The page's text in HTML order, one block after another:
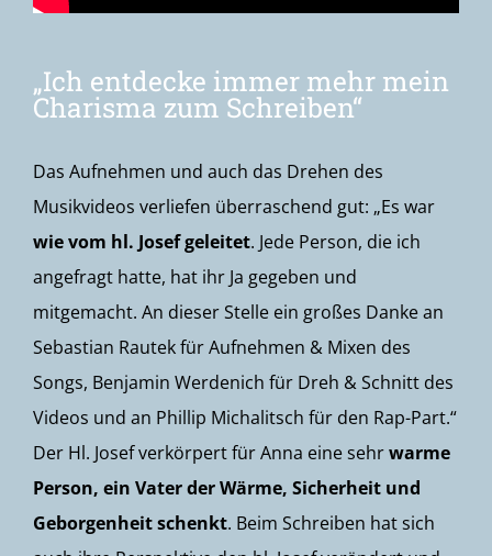
„Ich entdecke immer mehr mein
Charisma zum Schreiben“
Das Aufnehmen und auch das Drehen des
Musikvideos verliefen überraschend gut: „Es war
wie vom hl. Josef geleitet. Jede Person, die ich
angefragt hatte, hat ihr Ja gegeben und
mitgemacht. An dieser Stelle ein großes Danke an
Sebastian Rautek für Aufnehmen & Mixen des
Songs, Benjamin Werdenich für Dreh & Schnitt des
Videos und an Phillip Michalitsch für den Rap-Part.“
Der Hl. Josef verkörpert für Anna eine sehrwarme
Person, ein Vater der Wärme, Sicherheit und
Geborgenheit schenkt. Beim Schreiben hat sich